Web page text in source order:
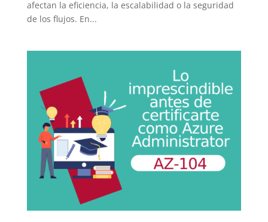
afectan la eficiencia, la escalabilidad o la seguridad
de los flujos. En...